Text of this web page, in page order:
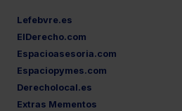
Lefebvre.es
ElDerecho.com
Espacioasesoria.com
Espaciopymes.com
Derecholocal.es
Extras Mementos